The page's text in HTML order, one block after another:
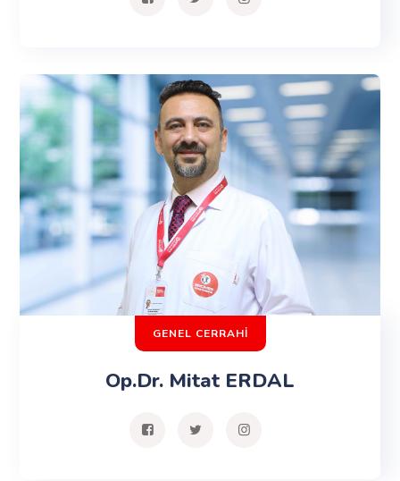
GENEL CERRAHİ
Op.Dr. Mitat ERDAL